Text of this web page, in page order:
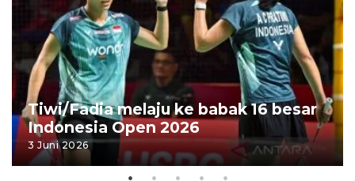
Tiwi/Fadia melaju ke babak 16 besar
Indonesia Open 2026
3 Juni 2026